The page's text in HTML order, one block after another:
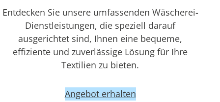
Entdecken Sie unsere umfassenden Wäscherei-
Dienstleistungen, die speziell darauf
ausgerichtet sind, Ihnen eine bequeme,
effiziente und zuverlässige Lösung für Ihre
Textilien zu bieten.
Angebot erhalten